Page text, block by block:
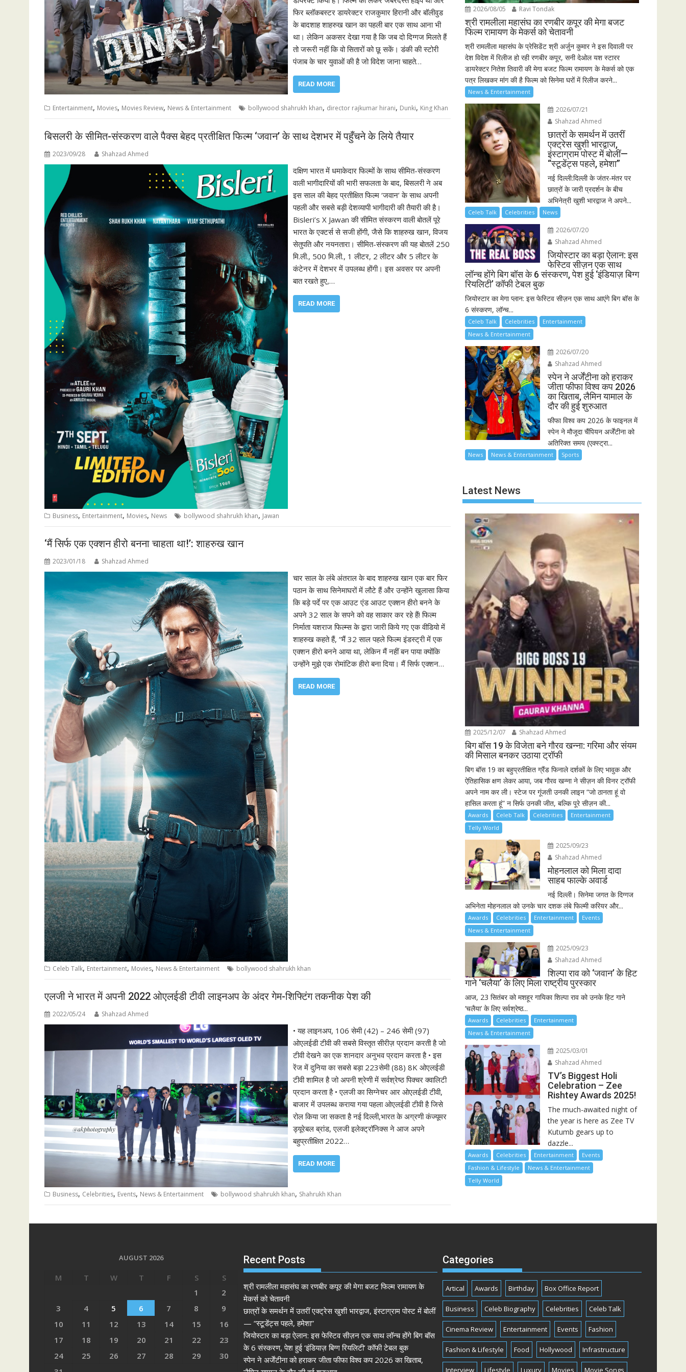
फिर ब्लॉकबस्टर डायरेक्टर राजकुमार हिरानी और बॉलीवुड
के बादशाह शाहरुख खान का पहली बार एक साथ आना भी
था। लेकिन अकसर देखा गया है कि जब दो दिग्गज मिलते हैं
तो जरूरी नहीं कि वो सितारों को छू सकें। डंकी की स्टोरी
पंजाब के चार युवाओं की है जो विदेश जाना चाहते…
READ MORE
Entertainment, Movies, Movies Review, News & Entertainment bollywood shahrukh khan, director rajkumar hirani, Dunki, King Khan
बिसलरी के सीमित-संस्‍करण वाले पैक्‍स बेहद प्रतीक्षित फिल्‍म ‘जवान’ के साथ देशभर में पहुँचने के लिये तैयार
2023/09/28 Shahzad Ahmed
दक्षिण भारत में धमाकेदार फिल्‍मों के साथ सीमित-संस्‍करण
वाली भागीदारियों की भारी सफलता के बाद, बिसलरी ने अब
इस साल की बेहद प्रतीक्षित फिल्‍म ‘जवान’ के साथ अपनी
पहली और सबसे बड़ी देशव्‍यापी भागीदारी की तैयारी की है।
Bisleri’s X Jawan की सीमित संस्‍करण वाली बोतलें पूरे
भारत के एक्‍टर्स से सजी होंगी, जैसे कि शाहरुख खान, विजय
सेतुपति और नयनतारा। सीमित-संस्‍करण की यह बोतलें 250
मि.ली., 500 मि.ली., 1 लीटर, 2 लीटर और 5 लीटर के
कंटेनर में देशभर में उपलब्‍ध होंगी। इस अवसर पर अपनी
बात रखते हुए,…
READ MORE
Business, Entertainment, Movies, News bollywood shahrukh khan, Jawan
‘मैं सिर्फ एक एक्शन हीरो बनना चाहता था!’: शाहरुख खान
2023/01/18 Shahzad Ahmed
चार साल के लंबे अंतराल के बाद शाहरुख खान एक बार फिर
पठान के साथ सिनेमाघरों में लौटे हैं और उन्होंने खुलासा किया
कि बड़े पर्दे पर एक आउट एंड आउट एक्शन हीरो बनने के
अपने 32 साल के सपने को वह साकार कर रहे हैं! फिल्म
निर्माता यशराज फिल्म्स के द्वारा जारी किये गए एक वीडियो में
शाहरुख कहते हैं, “मैं 32 साल पहले फिल्म इंडस्ट्री में एक
एक्शन हीरो बनने आया था, लेकिन मैं नहीं बन पाया क्योंकि
उन्होंने मुझे एक रोमांटिक हीरो बना दिया। मैं सिर्फ एक्शन…
READ MORE
Celeb Talk, Entertainment, Movies, News & Entertainment bollywood shahrukh khan
एलजी ने भारत में अपनी 2022 ओएलईडी टीवी लाइनअप के अंदर गेम-शिफ्टिंग तकनीक पेश की
2022/05/24 Shahzad Ahmed
• यह लाइनअप, 106 सेमी (42) – 246 सेमी (97)
ओएलईडी टीवी की सबसे विस्तृत सीरीज़ प्रदान करती है जो
टीवी देखने का एक शानदार अनुभव प्रदान करता है • इस
रेंज में दुनिया का सबसे बड़ा 223सेमी (88) 8K ओएलईडी
टीवी शामिल है जो अपनी श्रेणी में सर्वश्रेष्ठ पिक्चर क्वालिटी
प्रदान करता है • एलजी का सिग्नेचर आर ओएलईडी टीवी,
बाजार में उपलब्ध कराया गया पहला ओएलईडी टीवी है जिसे
रोल किया जा सकता है नई दिल्ली,भारत के अग्रणी कंज्यूमर
ड्यूरेबल ब्रांड, एलजी इलेक्ट्रॉनिक्स ने आज अपने
बहुप्रतीक्षित 2022…
READ MORE
Business, Celebrities, Events, News & Entertainment bollywood shahrukh khan, Shahrukh Khan
2026/08/05 Ravi Tondak
श्री रामलीला महासंघ का रणबीर कपूर की मेगा बजट
फिल्म रामायण के मेकर्स को चेतावनी
श्री रामलीला महासंघ के प्रेसिडेंट श्री अर्जुन कुमार ने इस दिवाली पर
देश विदेश में रिलीज हो रही रणबीर कपूर, सनी देओल यश स्टारर
डायरेक्टर नितेश तिवारी की मेगा बजट फिल्म रामायण के मेकर्स को एक
पत्र लिखकर मांग की है फिल्म को सिनेमा घरों में रिलीज करने...
News & Entertainment
2026/07/21
Shahzad Ahmed
छात्रों के समर्थन में उतरीं
एक्ट्रेस खुशी भारद्वाज,
इंस्टाग्राम पोस्ट में बोलीं—
“स्टूडेंट्स पहले, हमेशा”
नई दिल्ली:दिल्ली के जंतर-मंतर पर
छात्रों के जारी प्रदर्शन के बीच
अभिनेत्री खुशी भारद्वाज ने अपने...
Celeb Talk Celebrities News
2026/07/20
Shahzad Ahmed
जियोस्टार का बड़ा ऐलान: इस
फेस्टिव सीज़न एक साथ
लॉन्च होंगे बिग बॉस के 6 संस्करण, पेश हुई ‘इंडियाज़ बिग्ग
रियलिटी’ कॉफी टेबल बुक
जियोस्टार का मेगा प्लान: इस फेस्टिव सीज़न एक साथ आएंगे बिग बॉस के
6 संस्करण, लॉन्च...
Celeb Talk Celebrities
Entertainment
News & Entertainment
2026/07/20
Shahzad Ahmed
स्पेन ने अर्जेंटीना को हराकर
जीता फीफा विश्व कप 2026
का खिताब, लैमिन यामाल के
दौर की हुई शुरुआत
फीफा विश्व कप 2026 के फाइनल में
स्पेन ने मौजूदा चैंपियन अर्जेंटीना को
अतिरिक्त समय (एक्स्ट्रा...
News News & Entertainment Sports
Latest News
2025/12/07 Shahzad Ahmed
बिग बॉस 19 के विजेता बने गौरव खन्ना: गरिमा और संयम
की मिसाल बनकर उठाया ट्रॉफी
बिग बॉस 19 का बहुप्रतीक्षित ग्रैंड फिनाले दर्शकों के लिए भावुक और
ऐतिहासिक क्षण लेकर आया, जब गौरव खन्ना ने सीज़न की विनर ट्रॉफी
अपने नाम कर ली। स्टेज पर गूंजती उनकी लाइन “जो ठानता हूं वो
हासिल करता हूं” न सिर्फ उनकी जीत, बल्कि पूरे सीज़न की...
Awards Celeb Talk Celebrities
Entertainment
Telly World
2025/09/23
Shahzad Ahmed
मोहनलाल को मिला दादा
साहब फाल्के अवार्ड
नई दिल्ली। सिनेमा जगत के दिग्गज
अभिनेता मोहनलाल को उनके चार दशक लंबे फिल्मी करियर और...
Awards Celebrities Entertainment
Events
News & Entertainment
2025/09/23
Shahzad Ahmed
शिल्पा राव को ‘जवान’ के हिट
गाने ‘चलैया’ के लिए मिला राष्ट्रीय पुरस्कार
आज, 23 सितंबर को मशहूर गायिका शिल्पा राव को उनके हिट गाने
‘चलैया’ के लिए सर्वश्रेष्ठ...
Awards Celebrities
Entertainment
News & Entertainment
2025/03/01
Shahzad Ahmed
TV’s Biggest Holi
Celebration – Zee
Rishtey Awards 2025!
The much-awaited night of
the year is here as Zee TV
Kutumb gears up to
dazzle...
Awards Celebrities Entertainment
Events
Fashion & Lifestyle
News & Entertainment
Telly World
AUGUST 2026
M T W T F S
S
1
2
3
4 5 6 7 8
9
10
11 12 13 14 15
16
17
18 19 20 21 22
23
24
25 26 27 28 29
30
Recent Posts
श्री रामलीला महासंघ का रणबीर कपूर की मेगा बजट फिल्म रामायण के
मेकर्स को चेतावनी
छात्रों के समर्थन में उतरीं एक्ट्रेस खुशी भारद्वाज, इंस्टाग्राम पोस्ट में बोलीं
— “स्टूडेंट्स पहले, हमेशा”
जियोस्टार का बड़ा ऐलान: इस फेस्टिव सीज़न एक साथ लॉन्च होंगे बिग बॉस
के 6 संस्करण, पेश हुई ‘इंडियाज़ बिग्ग रियलिटी’ कॉफी टेबल बुक
स्पेन ने अर्जेंटीना को हराकर जीता फीफा विश्व कप 2026 का खिताब,
Categories
Artical Awards Birthday Box Office Report
Business Celeb Biography Celebrities Celeb Talk
Cinema Review Entertainment Events Fashion
Fashion & Lifestyle Food Hollywood Infrastructure
Interview Lifestyle Luxury Movies Movie Songs